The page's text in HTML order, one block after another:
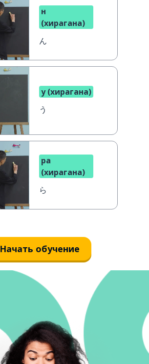
н
(хирагана)
ん
у (хирагана)
う
ра
(хирагана)
ら
Начать обучение